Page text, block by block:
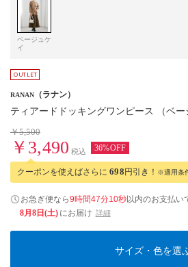
ベージュケ
イ
RANAN （ラナン）
ティアードドッキングワンピース （ベー
￥5,500
￥3,490 税込 36%OFF
クーポンを使えばさらに 698円引き！ ※適用条
お急ぎ便なら9時間47分10秒以内のお支払い
8月8日(土) にお届け 詳細
サイズ・色を選